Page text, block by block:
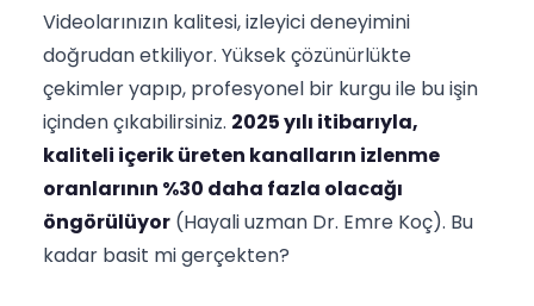
Videolarınızın kalitesi, izleyici deneyimini
doğrudan etkiliyor. Yüksek çözünürlükte
çekimler yapıp, profesyonel bir kurgu ile bu işin
içinden çıkabilirsiniz. 2025 yılı itibarıyla,
kaliteli içerik üreten kanalların izlenme
oranlarının %30 daha fazla olacağı
öngörülüyor (Hayali uzman Dr. Emre Koç). Bu
kadar basit mi gerçekten?